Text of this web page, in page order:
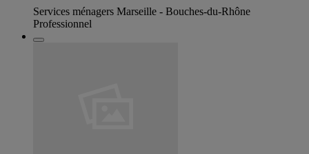
Services ménagers Marseille - Bouches-du-Rhône
Professionnel